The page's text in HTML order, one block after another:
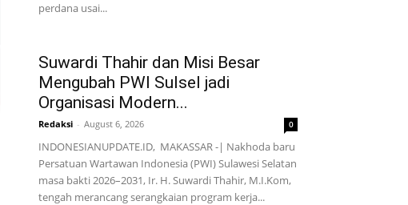
perdana usai...
Suwardi Thahir dan Misi Besar
Mengubah PWI Sulsel jadi
Organisasi Modern...
Redaksi - August 6, 2026 0
INDONESIANUPDATE.ID, MAKASSAR -| Nakhoda baru
Persatuan Wartawan Indonesia (PWI) Sulawesi Selatan
masa bakti 2026–2031, Ir. H. Suwardi Thahir, M.I.Kom,
tengah merancang serangkaian program kerja...